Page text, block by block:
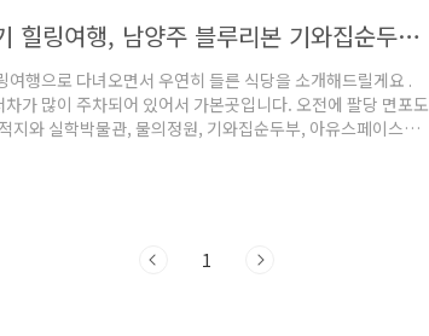
서울근교 북한강 당일치기 힐링여행, 남양주 블루리본 기와집순두부 후기
행으로 다녀오면서 우연히 들른 식당을 소개해드릴게요 .
가 많이 주차되어 있어서 가본곳입니다. 오전에 팔당 면포도
지와 실학박물관, 물의정원, 기와집순두부, 아유스페이스코
기와집순두부 기본 정보주소: 경기도 남양주시 조안면 북
1